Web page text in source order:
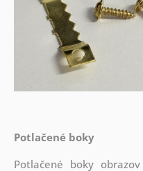
Potlačené boky
Potlačené boky